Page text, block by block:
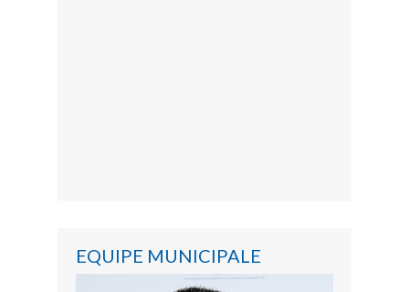
EQUIPE MUNICIPALE